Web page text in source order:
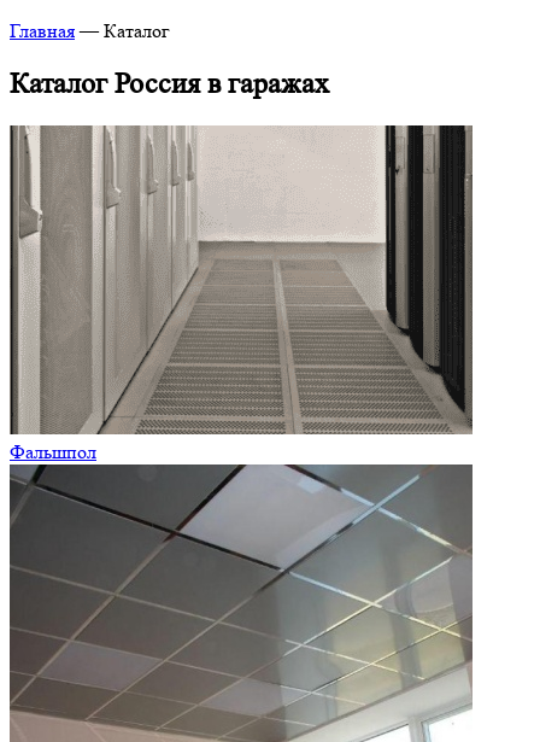
Главная — Каталог
Каталог Россия в гаражах
Фальшпол